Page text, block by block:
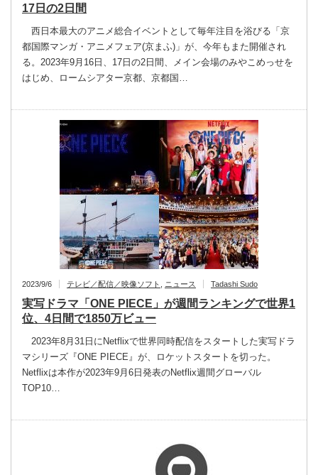
17日の2日間
西日本最大のアニメ総合イベントとして毎年注目を浴びる「京
都国際マンガ・アニメフェア(京まふ)」が、今年もまた開催され
る。2023年9月16日、17日の2日間、メイン会場のみやこめっせを
はじめ、ロームシアター京都、京都国…
2023/9/6 テレビ／配信／映像ソフト ニュース Tadashi Sudo
実写ドラマ「ONE PIECE」が週間ランキングで世界1
位、4日間で1850万ビュー
2023年8月31日にNetflixで世界同時配信をスタートした実写ドラ
マシリーズ『ONE PIECE』が、ロケットスタートを切った。
Netflixは本作が2023年9月6日発表のNetflix週間グローバル
TOP10…